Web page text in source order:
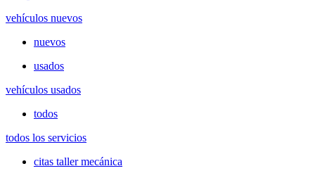
vehículos nuevos
nuevos
usados
vehículos usados
todos
todos los servicios
citas taller mecánica